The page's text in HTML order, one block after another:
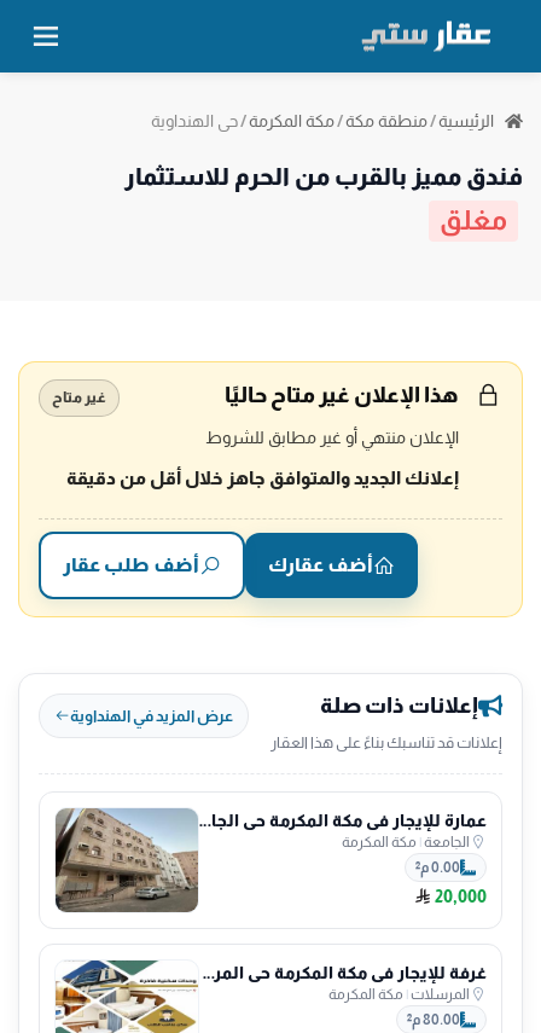
الرئيسية/منطقة مكة/مكة المكرمة/حي الهنداوية
فندق مميز بالقرب من الحرم للاستثمار
مغلق
هذا الإعلان غير متاح حاليًا غير متاح
الإعلان منتهي أو غير مطابق للشروط
إعلانك الجديد والمتوافق جاهز خلال أقل من دقيقة
أضف عقارك أضف طلب عقار
إعلانات ذات صلة
إعلانات قد تناسبك بناءً على هذا العقار
عرض المزيد في الهنداوية
عمارة للإيجار في مكة المكرمة حي الجامعة
الجامعة| مكة المكرمة
0.00 م²
20,000
غرفة للإيجار في مكة المكرمة حي المرسلات
المرسلات| مكة المكرمة
80.00 م²